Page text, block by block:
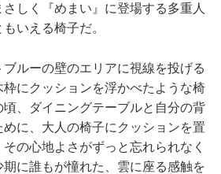
しく『めまい』に登場する多重人
いえる椅子だ。
ルーの壁のエリアに視線を投げる
にクッションを浮かべたような椅
、ダイニングテーブルと自分の背
に、大人の椅子にクッションを置
の心地よさがずっと忘れられなく
に誰もが憧れた、雲に座る感触を